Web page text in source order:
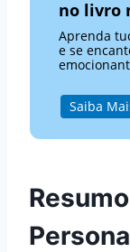
no livro
Aprenda
e se
Saiba